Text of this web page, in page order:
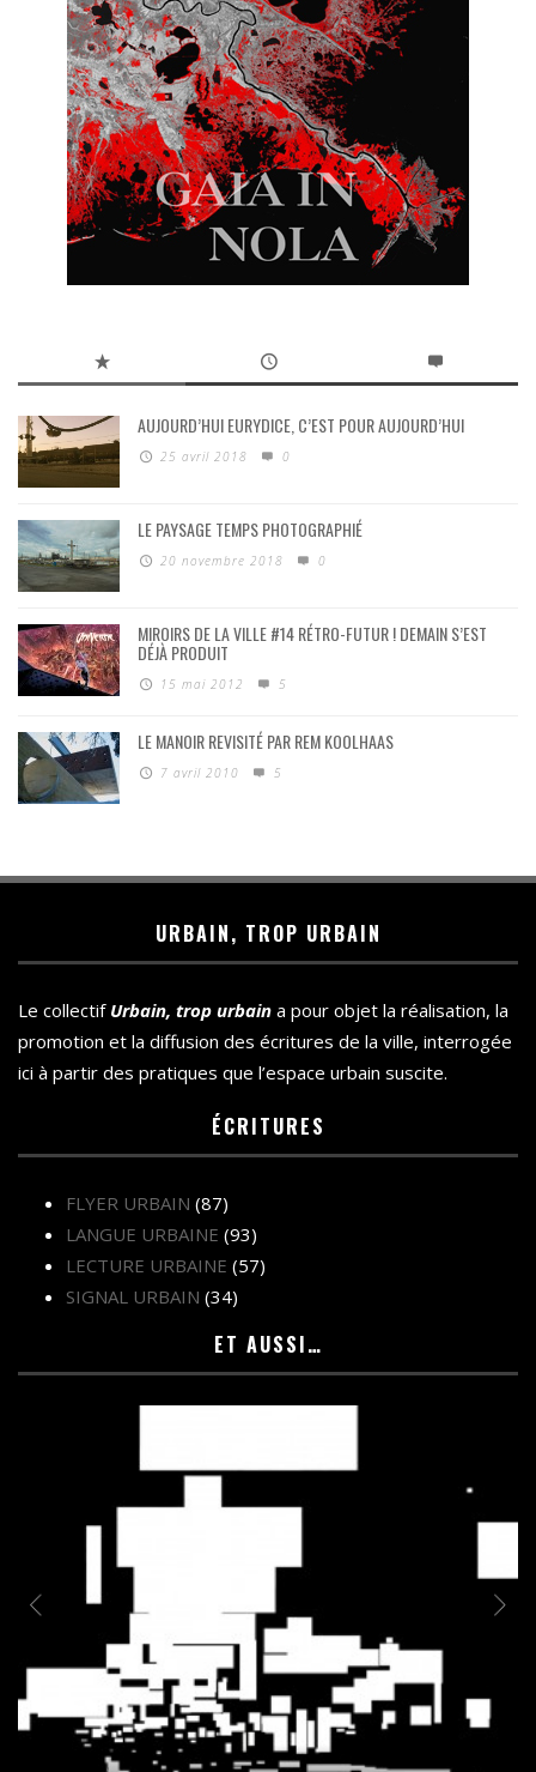
AUJOURD’HUI EURYDICE, C’EST POUR AUJOURD’HUI
25 avril 2018 0
LE PAYSAGE TEMPS PHOTOGRAPHIÉ
20 novembre 2018 0
MIROIRS DE LA VILLE #14 RÉTRO-FUTUR ! DEMAIN S’EST
DÉJÀ PRODUIT
15 mai 2012 5
LE MANOIR REVISITÉ PAR REM KOOLHAAS
7 avril 2010 5
URBAIN, TROP URBAIN
Le collectif Urbain, trop urbain a pour objet la réalisation, la
promotion et la diffusion des écritures de la ville, interrogée
ici à partir des pratiques que l’espace urbain suscite.
ÉCRITURES
FLYER URBAIN (87)
LANGUE URBAINE (93)
LECTURE URBAINE (57)
SIGNAL URBAIN (34)
ET AUSSI…